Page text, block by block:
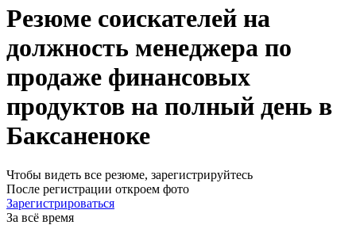
Резюме соискателей на
должность менеджера по
продаже финансовых
продуктов на полный день в
Баксаненоке
Чтобы видеть все резюме, зарегистрируйтесь
После регистрации откроем фото
Зарегистрироваться
За всё время